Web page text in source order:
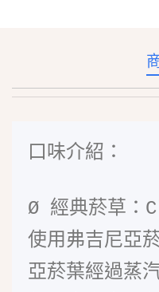
口味介紹：
Ø 經典菸草
使用弗吉尼亞
亞菸葉經過蒸